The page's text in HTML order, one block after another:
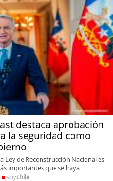
destaca aprobación
la seguridad como
Ley de Reconstrucción Nacional es
importantes que se haya
soychile